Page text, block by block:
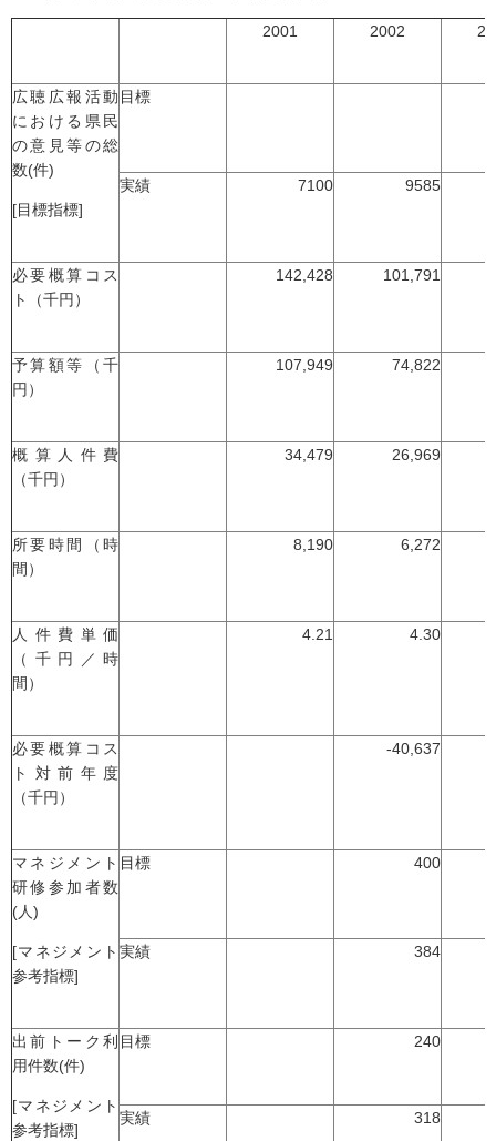
2001 2002
広聴広報活動
における県民
の意見等の総
数(件)
[目標指標]
目標
実績 7100 9585
必要概算コス
ト（千円）
142,428 101,791
予算額等（千
円）
107,949 74,822
概算人件費
（千円）
34,479 26,969
所要時間（時
間）
8,190 6,272
人件費単価
（千円／時
間）
4.21 4.30
必要概算コス
ト対前年度
（千円）
-40,637
マネジメント
研修参加者数
(人)
[マネジメント
参考指標]
目標 400
実績 384
出前トーク利
用件数(件)
[マネジメント
参考指標]
目標 240
実績 318